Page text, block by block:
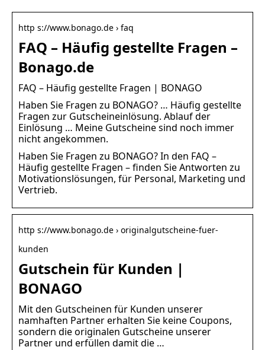
http s://www.bonago.de › faq
FAQ – Häufig gestellte Fragen –
Bonago.de
FAQ – Häufig gestellte Fragen | BONAGO
Haben Sie Fragen zu BONAGO? … Häufig gestellte
Fragen zur Gutscheineinlösung. Ablauf der
Einlösung … Meine Gutscheine sind noch immer
nicht angekommen.
Haben Sie Fragen zu BONAGO? In den FAQ –
Häufig gestellte Fragen – finden Sie Antworten zu
Motivationslösungen, für Personal, Marketing und
Vertrieb.
http s://www.bonago.de › originalgutscheine-fuer-
kunden
Gutschein für Kunden |
BONAGO
Mit den Gutscheinen für Kunden unserer
namhaften Partner erhalten Sie keine Coupons,
sondern die originalen Gutscheine unserer
Partner und erfüllen damit die …